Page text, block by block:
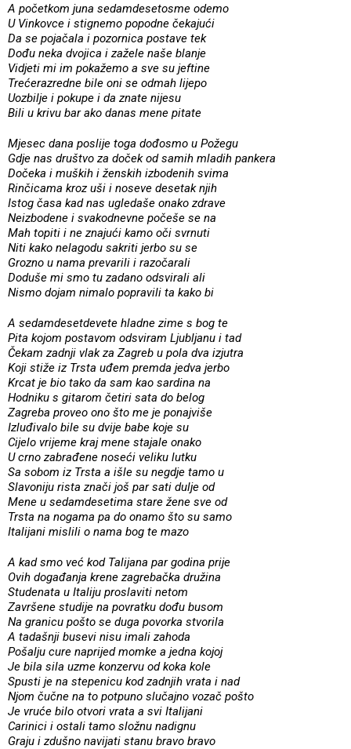
A početkom juna sedamdesetosme odemo
U Vinkovce i stignemo popodne čekajući
Da se pojačala i pozornica postave tek
Dođu neka dvojica i zažele naše blanje
Vidjeti mi im pokažemo a sve su jeftine
Trećerazredne bile oni se odmah lijepo
Uozbilje i pokupe i da znate nijesu
Bili u krivu bar ako danas mene pitate
Mjesec dana poslije toga dođosmo u Požegu
Gdje nas društvo za doček od samih mladih pankera
Dočeka i muških i ženskih izbodenih svima
Rinčicama kroz uši i noseve desetak njih
Istog časa kad nas ugledaše onako zdrave
Neizbodene i svakodnevne počeše se na
Mah topiti i ne znajući kamo oči svrnuti
Niti kako nelagodu sakriti jerbo su se
Grozno u nama prevarili i razočarali
Doduše mi smo tu zadano odsvirali ali
Nismo dojam nimalo popravili ta kako bi
A sedamdesetdevete hladne zime s bog te
Pita kojom postavom odsviram Ljubljanu i tad
Čekam zadnji vlak za Zagreb u pola dva izjutra
Koji stiže iz Trsta uđem premda jedva jerbo
Krcat je bio tako da sam kao sardina na
Hodniku s gitarom četiri sata do belog
Zagreba proveo ono što me je ponajviše
Izluđivalo bile su dvije babe koje su
Cijelo vrijeme kraj mene stajale onako
U crno zabrađene noseći veliku lutku
Sa sobom iz Trsta a išle su negdje tamo u
Slavoniju rista znači još par sati dulje od
Mene u sedamdesetima stare žene sve od
Trsta na nogama pa do onamo što su samo
Italijani mislili o nama bog te mazo
A kad smo već kod Talijana par godina prije
Ovih događanja krene zagrebačka družina
Studenata u Italiju proslaviti netom
Završene studije na povratku dođu busom
Na granicu pošto se duga povorka stvorila
A tadašnji busevi nisu imali zahoda
Pošalju cure naprijed momke a jedna kojoj
Je bila sila uzme konzervu od koka kole
Spusti je na stepenicu kod zadnjih vrata i nad
Njom čučne na to potpuno slučajno vozač pošto
Je vruće bilo otvori vrata a svi Italijani
Carinici i ostali tamo složnu nadignu
Graju i zdušno navijati stanu bravo bravo